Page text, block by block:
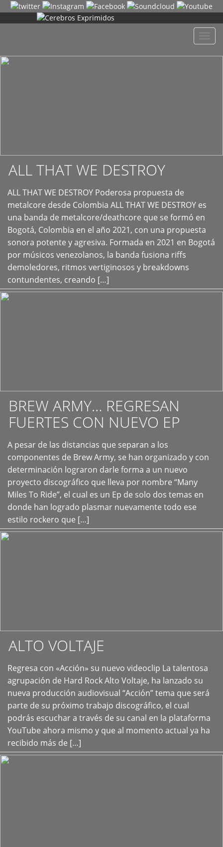
ALL THAT WE DESTROY
ALL THAT WE DESTROY Poderosa propuesta de
metalcore desde Colombia ALL THAT WE DESTROY es
una banda de metalcore/deathcore que se formó en
Bogotá, Colombia en el año 2021, con una propuesta
sonora potente y agresiva. Formada en 2021 en Bogotá
por músicos venezolanos, la banda fusiona riffs
demoledores, ritmos vertiginosos y breakdowns
contundentes, creando […]
+
BREW ARMY… REGRESAN
FUERTES CON NUEVO EP
A pesar de las distancias que separan a los
componentes de Brew Army, se han organizado y con
determinación lograron darle forma a un nuevo
proyecto discográfico que lleva por nombre “Many
Miles To Ride”, el cual es un Ep de solo dos temas en
donde han logrado plasmar nuevamente todo ese
estilo rockero que […]
+
ALTO VOLTAJE
Regresa con «Acción» su nuevo videoclip La talentosa
agrupación de Hard Rock Alto Voltaje, ha lanzado su
nueva producción audiovisual “Acción” tema que será
parte de su próximo trabajo discográfico, el cual
podrás escuchar a través de su canal en la plataforma
YouTube ahora mismo y que al momento actual ya ha
recibido más de […]
+